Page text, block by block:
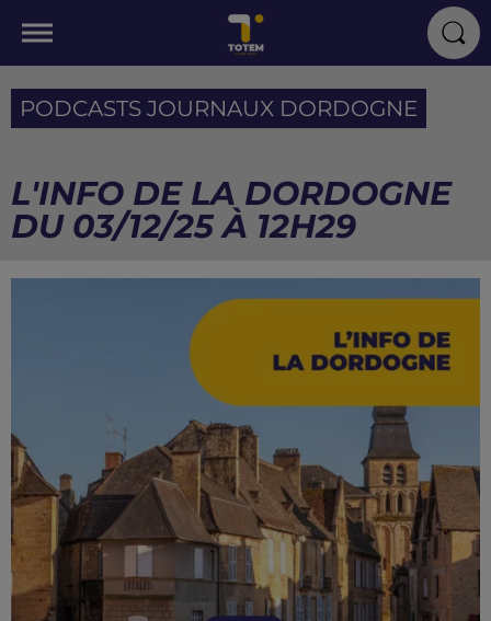
PODCASTS JOURNAUX DORDOGNE
L'INFO DE LA DORDOGNE
DU 03/12/25 À 12H29